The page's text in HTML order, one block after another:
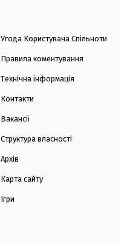
Угода Користувача Спільноти
Правила коментування
Технічна інформація
Контакти
Вакансії
Структура власності
Архів
Карта сайту
Ігри